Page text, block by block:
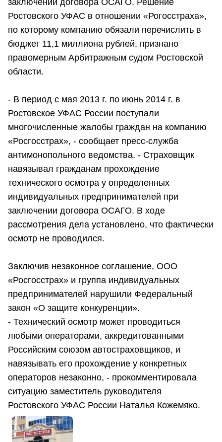
Ростовского УФАС в отношении «Рогосстраха»,
по которому компанию обязали перечислить в
бюджет 11,1 миллиона рублей, признано
правомерным Арбитражным судом Ростовской
области.
- В период с мая 2013 г. по июнь 2014 г. в
Ростовское УФАС России поступали
многочисленные жалобы граждан на компанию
«Росгосстрах», - сообщает пресс-служба
антимонопольного ведомства. - Страховщик
навязывал гражданам прохождение
технического осмотра у определенных
индивидуальных предпринимателей при
заключении договора ОСАГО. В ходе
рассмотрения дела установлено, что фактически
осмотр не проводился.
Заключив незаконное соглашение, ООО
«Росгосстрах» и группа индивидуальных
предпринимателей нарушили Федеральный
закон «О защите конкуренции».
- Технический осмотр может проводиться
любыми операторами, аккредитованными
Российским союзом автостраховщиков, и
навязывать его прохождение у конкретных
операторов незаконно, - прокомментировала
ситуацию заместитель руководителя
Ростовского УФАС России Наталья Кожемяко.